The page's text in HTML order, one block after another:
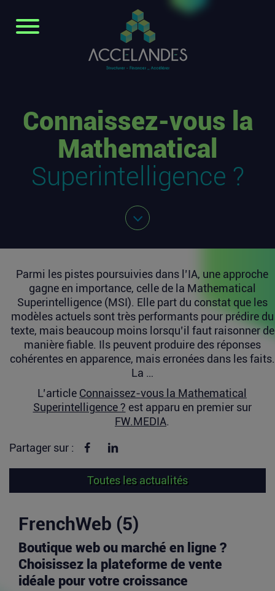
Connaissez-vous la
Mathematical
Superintelligence ?
Parmi les pistes poursuivies dans l’IA, une approche
gagne en importance, celle de la Mathematical
Superintelligence (MSI). Elle part du constat que les
modèles actuels sont très performants pour prédire du
texte, mais beaucoup moins lorsqu’il faut raisonner de
manière fiable. Ils peuvent produire des réponses
cohérentes en apparence, mais erronées dans les faits.
La …
L’article Connaissez-vous la Mathematical
Superintelligence ? est apparu en premier sur
FW.MEDIA.
Partager sur : Partager sur Facebook
Toutes les actualités
FrenchWeb (5)
Boutique web ou marché en ligne ?
Choisissez la plateforme de vente
idéale pour votre croissance